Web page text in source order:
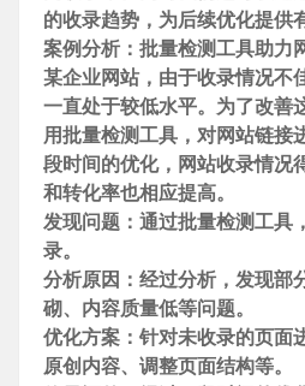
的收录趋势，为后续优化提供
案例分析：批量检测工具助力
某企业网站，由于收录情况不
一直处于较低水平。为了改善
用批量检测工具，对网站链接
段时间的优化，网站收录情况
和转化率也相应提高。
发现问题：通过批量检测工具
录。
分析原因：经过分析，发现部
砌、内容质量低等问题。
优化方案：针对未收录的页面
原创内容、调整页面结构等。